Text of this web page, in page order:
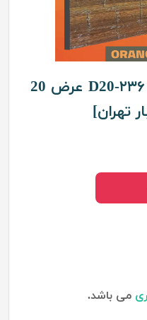
دیوارپوش پی وی سی کد D20-۲۳۶ عرض 20
می باشد.